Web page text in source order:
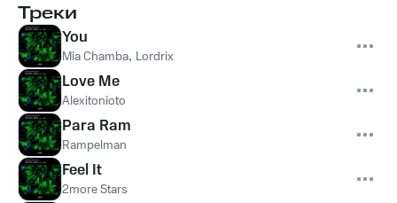
Треки
You
Mia Chamba, Lordrix
Love Me
Alexitonioto
Para Ram
Rampelman
Feel It
2more Stars